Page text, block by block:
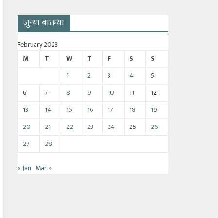
जुन्या बातम्या
February 2023
M
T W T F S
S
1
2 3 4
5
6
7 8 9 10 11
12
13
14 15 16 17 18
19
20
21 22 23 24 25
26
27
28
« Jan Mar »